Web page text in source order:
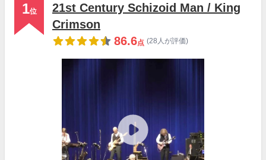
1位
21st Century Schizoid Man / King
Crimson
86.6点 (28人が評価)